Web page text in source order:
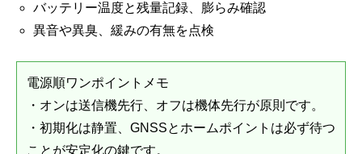
バッテリー温度と残量記録、膨らみ確認
異音や異臭、緩みの有無を点検
電源順ワンポイントメモ
・オンは送信機先行、オフは機体先行が原則です。
・初期化は静置、GNSSとホームポイントは必ず待つ
ことが安定化の鍵です。